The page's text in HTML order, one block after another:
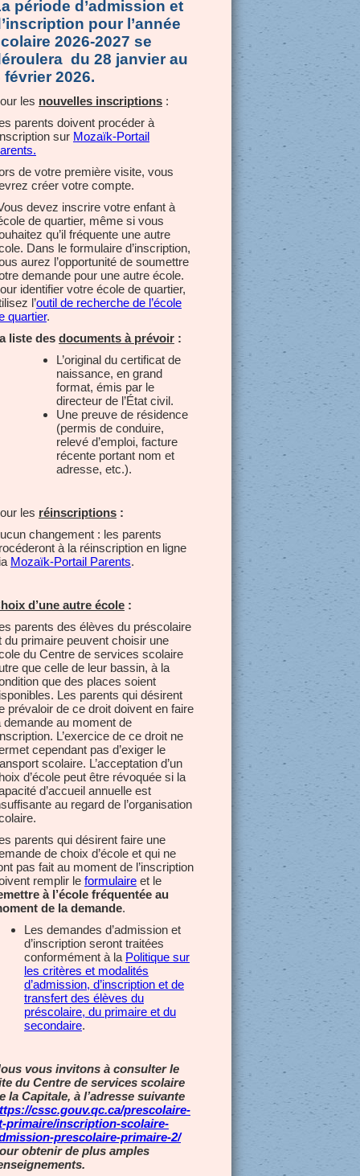
période d’admission et
pour l’année
2026-2027 se
du 28 janvier au
février 2026.
les nouvelles inscriptions :
parents doivent procéder à
sur Mozaïk-Portail
de votre première visite, vous
créer votre compte.
devez inscrire votre enfant à
de quartier, même si vous
qu’il fréquente une autre
Dans le formulaire d’inscription,
aurez l’opportunité de soumettre
demande pour une autre école.
identifier votre école de quartier,
l’outil de recherche de l’école
quartier.
liste des documents à prévoir :
L’original du certificat de
naissance, en grand
format, émis par le
directeur de l’État civil.
Une preuve de résidence
(permis de conduire,
relevé d’emploi, facture
récente portant nom et
adresse, etc.).
les réinscriptions :
changement : les parents
à la réinscription en ligne
Mozaïk-Portail Parents.
d’une autre école :
parents des élèves du préscolaire
du primaire peuvent choisir une
du Centre de services scolaire
que celle de leur bassin, à la
que des places soient
Les parents qui désirent
prévaloir de ce droit doivent en faire
demande au moment de
L’exercice de ce droit ne
cependant pas d’exiger le
scolaire. L’acceptation d’un
d’école peut être révoquée si la
d’accueil annuelle est
au regard de l’organisation
parents qui désirent faire une
de choix d’école et qui ne
pas fait au moment de l’inscription
remplir le formulaire et le
à l’école fréquentée au
de la demande.
Les demandes d’admission et
d’inscription seront traitées
conformément à la Politique sur
les critères et modalités
d’admission, d’inscription et de
transfert des élèves du
préscolaire, du primaire et du
secondaire.
vous invitons à consulter le
du Centre de services scolaire
la Capitale, à l’adresse suivante
cssc.gouv.qc.ca/prescolaire-
primaire/inscription-scolaire-
prescolaire-primaire-2/
obtenir de plus amples